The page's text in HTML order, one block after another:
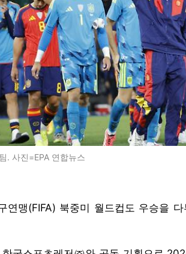
. 사진=EPA 연합뉴스
연맹(FIFA) 북중미 월드컵도 우승을